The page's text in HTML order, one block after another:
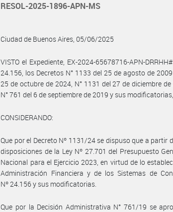
RESOL-2025-1896-APN-MS
Ciudad de Buenos Aires, 05/06/2025
VISTO el Expediente, EX-2024-65678716-APN-
24.156, los Decretos N° 1133 del 25 de agosto de
25 de octubre de 2024, N° 1131 del 27 de diciembre
N° 761 del 6 de septiembre de 2019 y sus
CONSIDERANDO:
Que por el Decreto Nº 1131/24 se dispuso que a partir
disposiciones de la Ley Nº 27.701 del Presupuesto
Nacional para el Ejercicio 2023, en virtud de lo
Administración Financiera y de los Sistemas de
Nº 24.156 y sus modificatorias.
Que por la Decisión Administrativa N° 761/19 se